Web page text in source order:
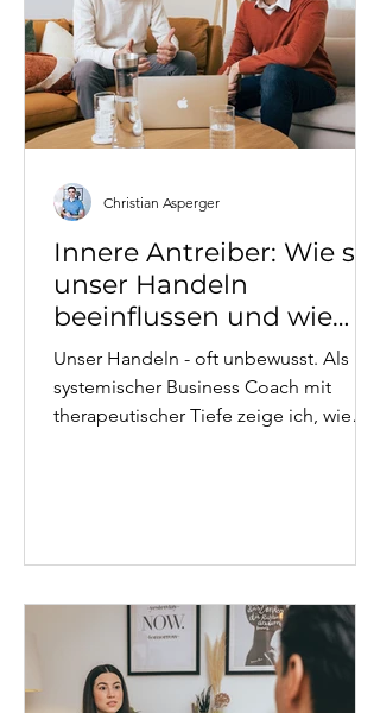
Innere Antreiber: Wie sie
unser Handeln
beeinflussen und wie
man sie nutzt
Unser Handeln - oft unbewusst. Als
systemischer Business Coach mit
therapeutischer Tiefe zeige ich, wie
und Therapie, lösungsorientierten
Strategien und wissenschaftlich
fundierten Konzepten
(Transaktionsanalyse, Schema-
Christian Asperger